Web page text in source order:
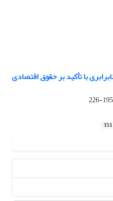
با تأکید بر حقوق اقتصادی
195-226